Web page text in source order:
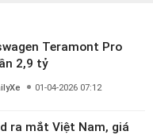
Teramont Pro
2,9 tỷ
01-04-2026 07:12
ra mắt Việt Nam, giá